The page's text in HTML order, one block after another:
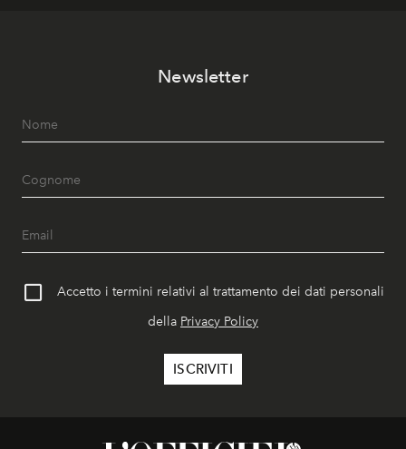
Newsletter
Accetto i termini relativi al trattamento dei dati personali
della Privacy Policy